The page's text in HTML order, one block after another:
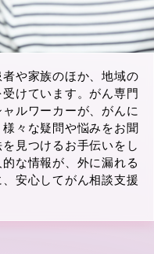
や家族のほか、地域の
けています。がん専門
ルワーカーが、がんに
々な疑問や悩みをお聞
見つけるお手伝いをし
な情報が、外に漏れる
安心してがん相談支援